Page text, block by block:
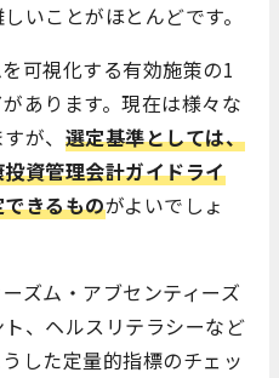
いことがほとんどです。
可視化する有効施策の1
があります。現在は様々な
が、 選定基準としては、
資管理会計ガイドライ
きるものがよいでしょ
ズム・アブセンティーズ
、ヘルスリテラシーなど
した定量的指標のチェッ